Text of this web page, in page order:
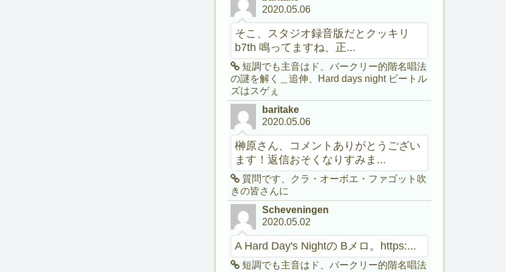
2020.05.06
そこ、スタジオ録音版だとクッキリ
b7th 鳴ってますね、正...
短調でも主音はド、バークリー的階名唱法
の謎を解く＿追伸、Hard days night ビートル
ズはスゲぇ
baritake
2020.05.06
榊原さん、コメントありがとうござい
ます！返信おそくなりすみま...
質問です、クラ・オーボエ・ファゴット吹
きの皆さんに
Scheveningen
2020.05.02
A Hard Day's Nightの Bメロ。https:...
短調でも主音はド、バークリー的階名唱法